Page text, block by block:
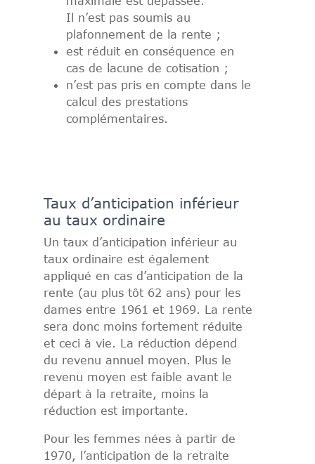
Il n’est pas soumis au
plafonnement de la rente ;
est réduit en conséquence en
cas de lacune de cotisation ;
n’est pas pris en compte dans le
calcul des prestations
complémentaires.
Taux d’anticipation inférieur
au taux ordinaire
Un taux d’anticipation inférieur au
taux ordinaire est également
appliqué en cas d’anticipation de la
rente (au plus tôt 62 ans) pour les
dames entre 1961 et 1969. La rente
sera donc moins fortement réduite
et ceci à vie. La réduction dépend
du revenu annuel moyen. Plus le
revenu moyen est faible avant le
départ à la retraite, moins la
réduction est importante.
Pour les femmes nées à partir de
1970, l’anticipation de la retraite